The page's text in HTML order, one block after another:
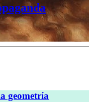
geometría